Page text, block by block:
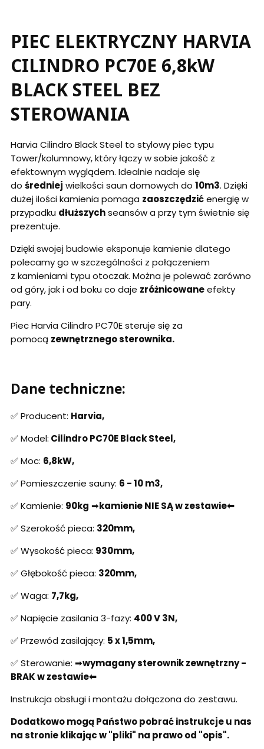
PIEC ELEKTRYCZNY HARVIA
CILINDRO PC70E 6,8kW
BLACK STEEL BEZ
STEROWANIA
Harvia Cilindro Black Steel to stylowy piec typu
Tower/kolumnowy, który łączy w sobie jakość z
efektownym wyglądem. Idealnie nadaje się
do średniej wielkości saun domowych do 10m3. Dzięki
dużej ilości kamienia pomaga zaoszczędzićenergię w
przypadku dłuższychseansów a przy tym świetnie się
prezentuje.
Dzięki swojej budowie eksponuje kamienie dlatego
polecamy go w szczególności z połączeniem
z kamieniami typu otoczak. Można je polewać zarówno
od góry, jak i od boku co daje zróżnicowaneefekty
pary.
Piec Harvia Cilindro PC70E steruje się za
pomocą zewnętrznego sterownika.
Dane techniczne:
✅ Producent: Harvia,
✅ Model: Cilindro PC70E Black Steel,
✅ Moc: 6,8kW,
✅ Pomieszczenie sauny: 6 - 10 m3,
✅ Kamienie: 90kg ➡kamienie NIE SĄ w zestawie⬅
✅ Szerokość pieca: 320mm,
✅ Wysokość pieca: 930mm,
✅ Głębokość pieca: 320mm,
✅ Waga: 7,7kg,
✅ Napięcie zasilania 3-fazy: 400 V 3N,
✅ Przewód zasilający: 5 x 1,5mm,
✅ Sterowanie: ➡wymagany sterownik zewnętrzny -
BRAK w zestawie⬅
Instrukcja obsługi i montażu dołączona do zestawu.
Dodatkowo mogą Państwo pobrać instrukcje u nas
na stronie klikając w "pliki" na prawo od "opis".